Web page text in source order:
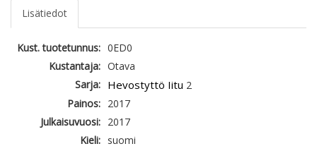
Lisätiedot
Kust. tuotetunnus: 0ED0
Kustantaja: Otava
Sarja: Hevostyttö Iitu 2
Painos: 2017
Julkaisuvuosi: 2017
Kieli: suomi